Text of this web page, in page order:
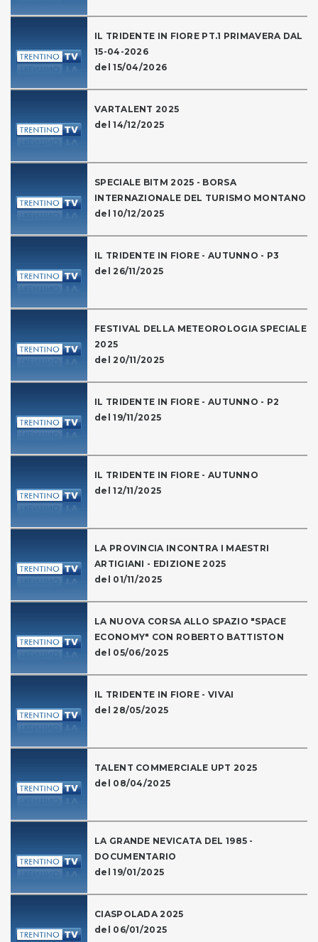
IL TRIDENTE IN FIORE PT.1 PRIMAVERA DAL
15-04-2026
del 15/04/2026
VARTALENT 2025
del 14/12/2025
SPECIALE BITM 2025 - BORSA
INTERNAZIONALE DEL TURISMO MONTANO
del 10/12/2025
IL TRIDENTE IN FIORE - AUTUNNO - P3
del 26/11/2025
FESTIVAL DELLA METEOROLOGIA SPECIALE
2025
del 20/11/2025
IL TRIDENTE IN FIORE - AUTUNNO - P2
del 19/11/2025
IL TRIDENTE IN FIORE - AUTUNNO
del 12/11/2025
LA PROVINCIA INCONTRA I MAESTRI
ARTIGIANI - EDIZIONE 2025
del 01/11/2025
LA NUOVA CORSA ALLO SPAZIO "SPACE
ECONOMY" CON ROBERTO BATTISTON
del 05/06/2025
IL TRIDENTE IN FIORE - VIVAI
del 28/05/2025
TALENT COMMERCIALE UPT 2025
del 08/04/2025
LA GRANDE NEVICATA DEL 1985 -
DOCUMENTARIO
del 19/01/2025
CIASPOLADA 2025
del 06/01/2025